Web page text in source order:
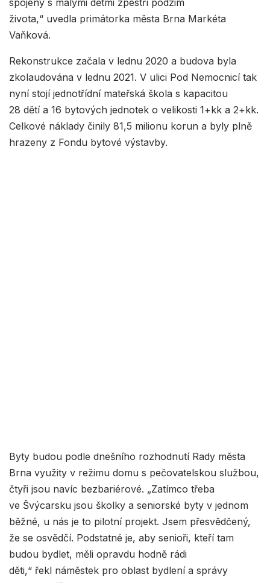
života,“ uvedla primátorka města Brna Markéta
Vaňková.
Rekonstrukce začala v lednu 2020 a budova byla
zkolaudována v lednu 2021. V ulici Pod Nemocnicí tak
nyní stojí jednotřídní mateřská škola s kapacitou
28 dětí a 16 bytových jednotek o velikosti 1+kk a 2+kk.
Celkové náklady činily 81,5 milionu korun a byly plně
hrazeny z Fondu bytové výstavby.
Byty budou podle dnešního rozhodnutí Rady města
Brna využity v režimu domu s pečovatelskou službou,
čtyři jsou navíc bezbariérové. „Zatímco třeba
ve Švýcarsku jsou školky a seniorské byty v jednom
běžné, u nás je to pilotní projekt. Jsem přesvědčený,
že se osvědčí. Podstatné je, aby senioři, kteří tam
budou bydlet, měli opravdu hodně rádi
děti,“ řekl náměstek pro oblast bydlení a správy